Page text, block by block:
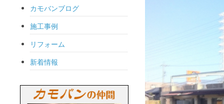
カモバンブログ
施工事例
リフォーム
新着情報